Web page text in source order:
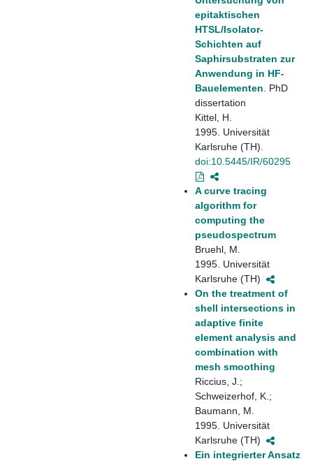
epitaktischen
HTSL/Isolator-
Schichten auf
Saphirsubstraten zur
Anwendung in HF-
Bauelementen . PhD
dissertation
Kittel, H.
1995. Universität
Karlsruhe (TH).
doi:10.5445/IR/60295
A curve tracing
algorithm for
computing the
pseudospectrum
Bruehl, M.
1995. Universität
Karlsruhe (TH)
On the treatment of
shell intersections in
adaptive finite
element analysis and
combination with
mesh smoothing
Riccius, J.;
Schweizerhof, K.;
Baumann, M.
1995. Universität
Karlsruhe (TH)
Ein integrierter Ansatz